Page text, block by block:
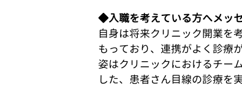
◆入職を考えている方へメッ
自身は将来クリニック開業を
もっており、連携がよく診療
姿はクリニックにおけるチー
した、患者さん目線の診療を